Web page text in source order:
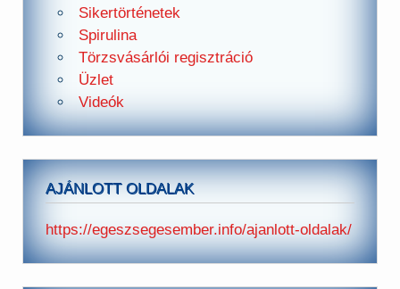
Sikertörténetek
Spirulina
Törzsvásárlói regisztráció
Üzlet
Videók
AJÁNLOTT OLDALAK
https://egeszsegesember.info/ajanlott-oldalak/